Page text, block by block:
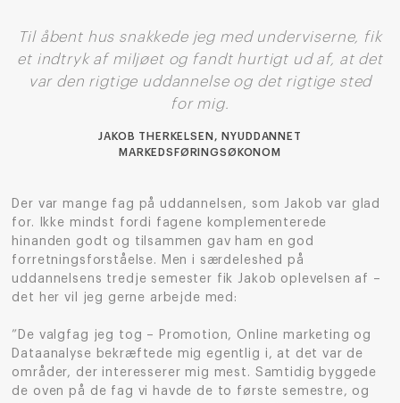
Til åbent hus snakkede jeg med underviserne, fik
et indtryk af miljøet og fandt hurtigt ud af, at det
var den rigtige uddannelse og det rigtige sted
for mig.
JAKOB THERKELSEN, NYUDDANNET
MARKEDSFØRINGSØKONOM
Der var mange fag på uddannelsen, som Jakob var glad
for. Ikke mindst fordi fagene komplementerede
hinanden godt og tilsammen gav ham en god
forretningsforståelse. Men i særdeleshed på
uddannelsens tredje semester fik Jakob oplevelsen af –
det her vil jeg gerne arbejde med:
”De valgfag jeg tog – Promotion, Online marketing og
Dataanalyse bekræftede mig egentlig i, at det var de
områder, der interesserer mig mest. Samtidig byggede
de oven på de fag vi havde de to første semestre, og